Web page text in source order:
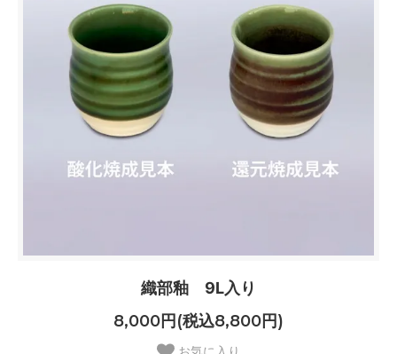
織部釉 9L入り
8,000円(税込8,800円)